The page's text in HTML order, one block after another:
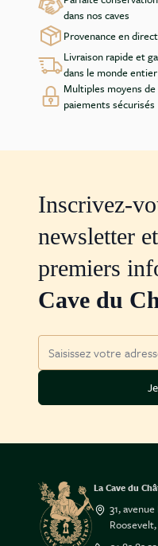
dans nos caves
Provenance en
Livraison rapide et
dans le monde entier
Multiples moyens de
paiements sécurisés
Inscrivez-
newsletter
premiers
Cave du
La Cave du
31,